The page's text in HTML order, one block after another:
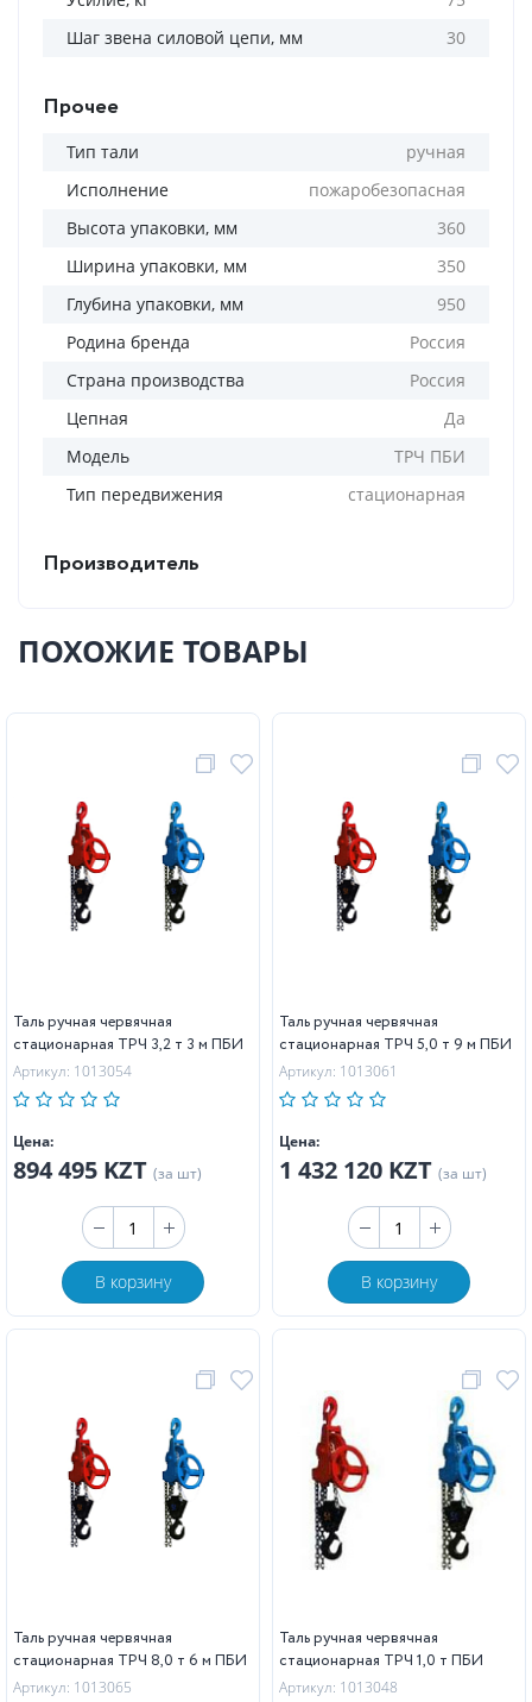
Шаг звена силовой цепи, мм
30
Прочее
Тип тали
ручная
Исполнение
пожаробезопасная
Высота упаковки, мм
360
Ширина упаковки, мм
350
Глубина упаковки, мм
950
Родина бренда
Россия
Страна производства
Россия
Цепная
Да
Модель
ТРЧ ПБИ
Тип передвижения
стационарная
Производитель
ПОХОЖИЕ ТОВАРЫ
Таль ручная червячная
стационарная ТРЧ 3,2 т 3 м ПБИ
Артикул: 1013054
Цена:
894 495 KZT (за шт)
В корзину
Таль ручная червячная
стационарная ТРЧ 5,0 т 9 м ПБИ
Артикул: 1013061
Цена:
1 432 120 KZT (за шт)
В корзину
Таль ручная червячная
стационарная ТРЧ 8,0 т 6 м ПБИ
Артикул: 1013065
Таль ручная червячная
стационарная ТРЧ 1,0 т ПБИ
Артикул: 1013048